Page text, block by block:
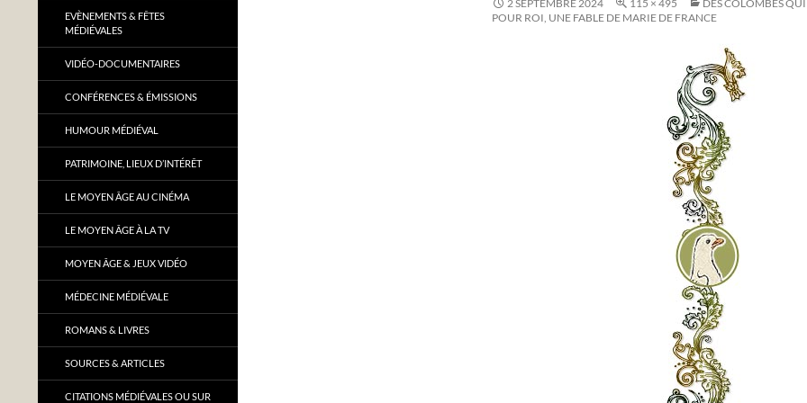
2 SEPTEMBRE 2024 115 × 495
DES COLOMBES
POUR ROI, UNE FABLE DE MARIE DE FRANCE
EVÈNEMENTS & FÊTES
MÉDIÉVALES
VIDÉO-DOCUMENTAIRES
CONFÉRENCES & ÉMISSIONS
HUMOUR MÉDIÉVAL
PATRIMOINE, LIEUX D’INTÉRÊT
LE MOYEN ÂGE AU CINÉMA
LE MOYEN ÂGE À LA TV
MOYEN ÂGE & JEUX VIDÉO
MÉDECINE MÉDIÉVALE
ROMANS & LIVRES
SOURCES & ARTICLES
CITATIONS MÉDIÉVALES OU SUR